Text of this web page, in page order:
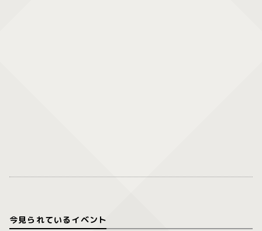
今見られているイベント